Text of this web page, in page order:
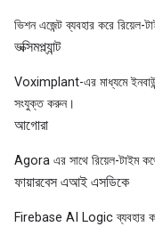
ভিশন এজেন্ট ব্যবহার করে
ভক্সিমপ্ল্যান্ট
Voximplant-এর মাধ্যমে
সংযুক্ত করুন।
আগোরা
Agora এর সাথে রিয়েল-টাইম
ফায়ারবেস এআই এসডিকে
Firebase AI Logic ব্যবহার